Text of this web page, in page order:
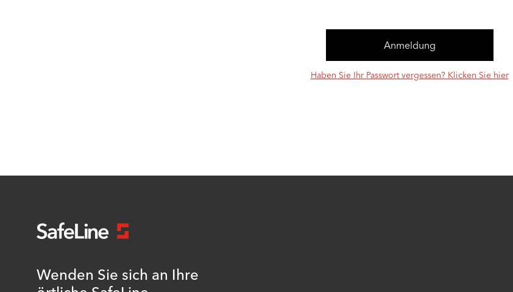
Haben Sie Ihr Passwort vergessen? Klicken Sie hier
Wenden Sie sich an Ihre